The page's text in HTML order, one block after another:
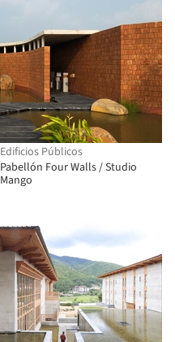
Edificios Públicos
Pabellón Four Walls / Studio
Mango